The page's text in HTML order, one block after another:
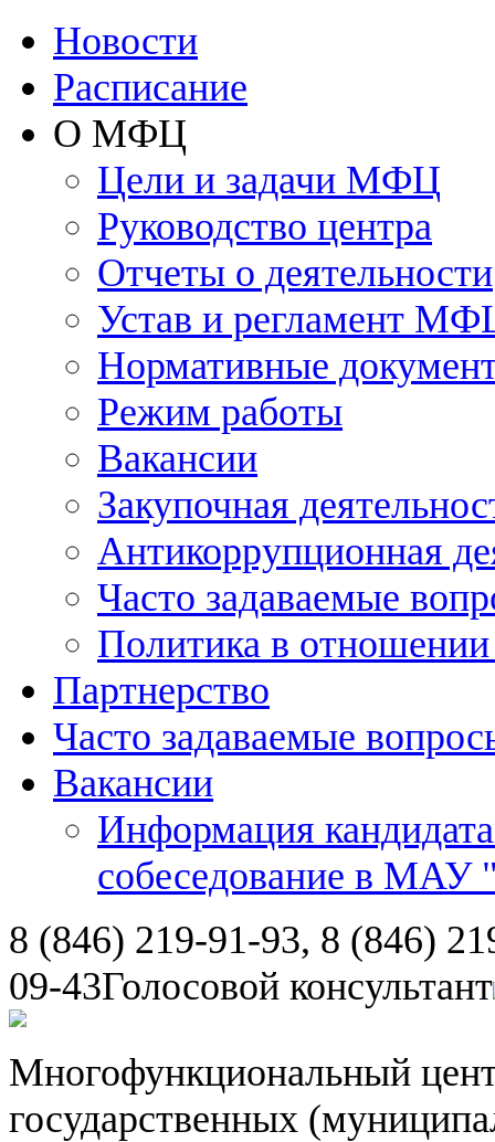
Новости
Расписание
О МФЦ
Цели и задачи МФЦ
Руководство центра
Отчеты о деятельности
Устав и регламент
Нормативные
Режим работы
Вакансии
Закупочная
Антикоррупционная
Часто задаваемые
Политика в
Партнерство
Часто задаваемые
Вакансии
Информация
собеседование в
8 (846) 219-91-93, 8 (846)
09-43Голосовой консультант
Многофункциональный
государственных